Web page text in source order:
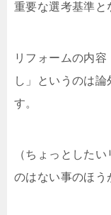
重要な選考基準と
リフォームの内
し」というのは
す。
（ちょっとした
のはない事のほう